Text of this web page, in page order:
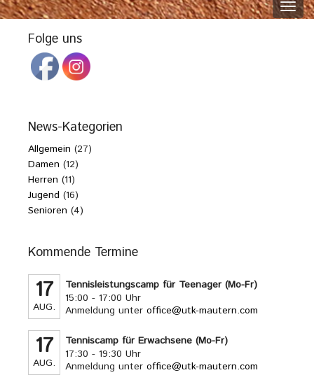
Folge uns
News-Kategorien
Allgemein (27)
Damen (12)
Herren (11)
Jugend (16)
Senioren (4)
Kommende Termine
17
AUG.
Tennisleistungscamp für Teenager (Mo-Fr)
15:00 - 17:00 Uhr
Anmeldung unteroffice@utk-mautern.com
17
AUG.
Tenniscamp für Erwachsene (Mo-Fr)
17:30 - 19:30 Uhr
Anmeldung unteroffice@utk-mautern.com